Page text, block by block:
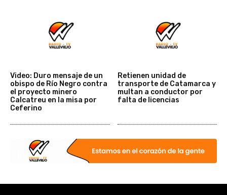
Video: Duro mensaje de un
obispo de Río Negro contra
el proyecto minero
Calcatreu en la misa por
Ceferino
Retienen unidad de
transporte de Catamarca y
multan a conductor por
falta de licencias